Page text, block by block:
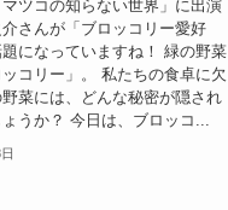
ツコの知らない世界」に出演
さんが「ブロッコリー愛好
になっていますね！ 緑の野菜
コリー」。 私たちの食卓に欠
菜には、どんな秘密が隠され
うか？ 今日は、ブロッコ...